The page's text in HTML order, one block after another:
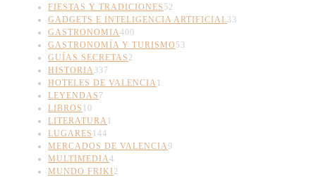
FIESTAS Y TRADICIONES 52
GADGETS E INTELIGENCIA ARTIFICIAL33
GASTRONOMIA400
GASTRONOMÍA Y TURISMO 53
GUÍAS SECRETAS 2
HISTORIA 337
HOTELES DE VALENCIA 1
LEYENDAS 7
LIBROS 10
LITERATURA 1
LUGARES 144
MERCADOS DE VALENCIA9
MULTIMEDIA4
MUNDO FRIKI2